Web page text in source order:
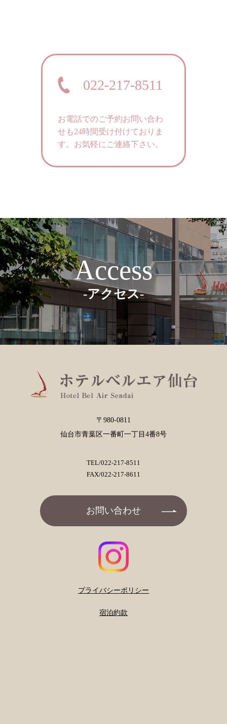
022-217-8511
お電話でのご予約お問い合わ
せも24時間受け付けておりま
す。 お気軽にご連絡下さい。
Access
-アクセス-
〒980-0811
仙台市青葉区一番町一丁目4番8号
TEL/022-217-8511
FAX/022-217-8611
お問い合わせ
プライバシーポリシー
宿泊約款